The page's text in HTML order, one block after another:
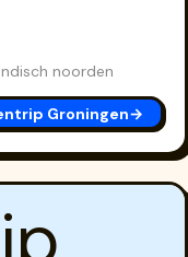
noorden
Groningen→